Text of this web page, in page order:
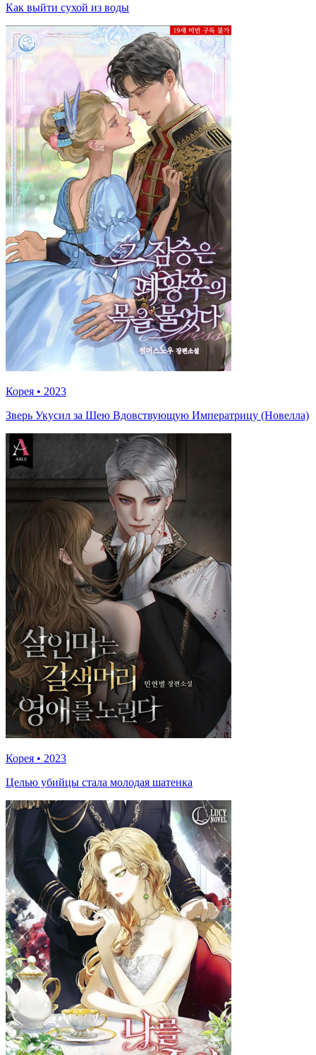
Как выйти сухой из воды
Корея • 2023
Зверь Укусил за Шею Вдовствующую Императрицу (Новелла)
Корея • 2023
Целью убийцы стала молодая шатенка